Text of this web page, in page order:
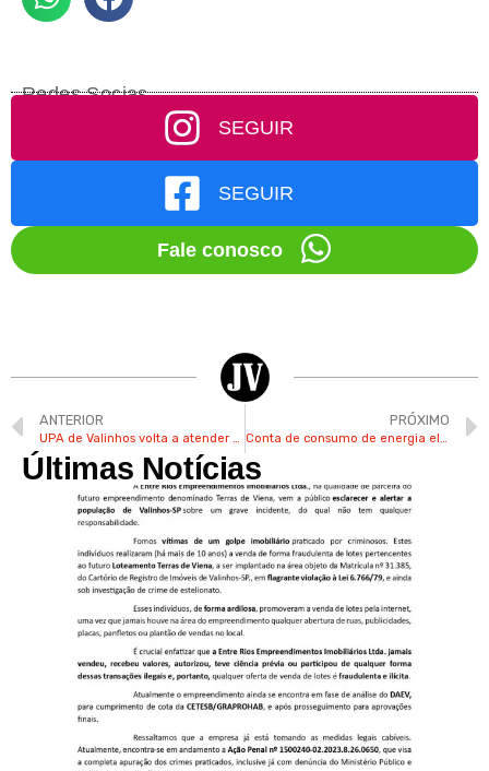
Redes Socias
SEGUIR
SEGUIR
Fale conosco
ANTERIOR
UPA de Valinhos volta a atender casos de dengue após reforma
PRÓXIMO
Conta de consumo de energia elétrica fica mais cara a partir deste mês
Últimas Notícias